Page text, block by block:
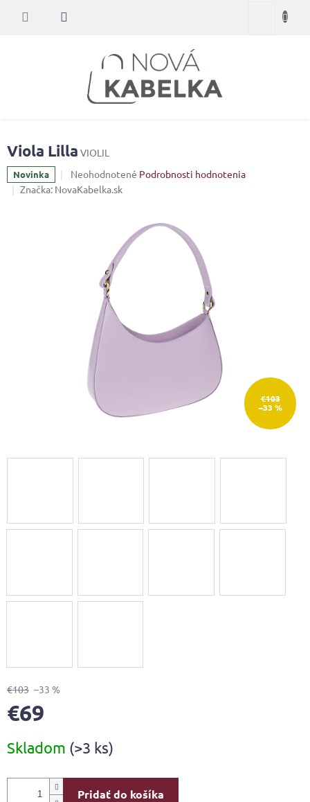
Nákupný
Viola Lilla VIOLIL
Novinka
Priemerné
hodnotenie
hviezdičiek.
Neohodnotené Podrobnosti hodnotenia
Značka: NovaKabelka.sk
€103
–33 %
€103 –33 %
€69
cena:
Skladom (>3 ks)
Pridať do košíka